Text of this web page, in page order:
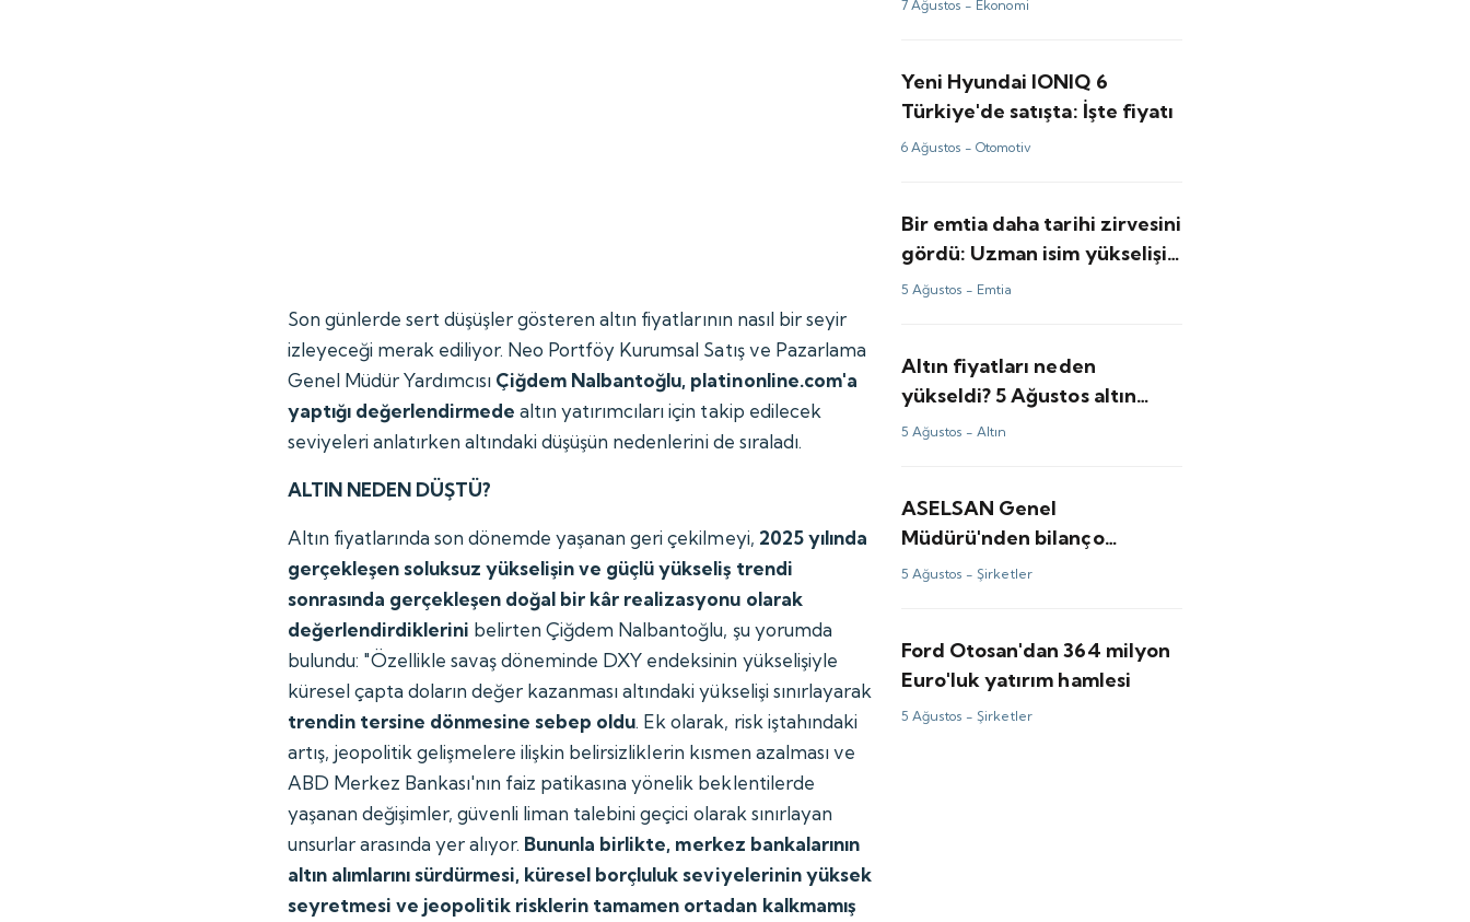
Son günlerde sert düşüşler gösteren altın fiyatlarının nasıl bir seyir
izleyeceği merak ediliyor. Neo Portföy Kurumsal Satış ve Pazarlama
Genel Müdür Yardımcısı Çiğdem Nalbantoğlu, platinonline.com'a
yaptığı değerlendirmede altın yatırımcıları için takip edilecek
seviyeleri anlatırken altındaki düşüşün nedenlerini de sıraladı.
ALTIN NEDEN DÜŞTÜ?
Altın fiyatlarında son dönemde yaşanan geri çekilmeyi, 2025 yılında
gerçekleşen soluksuz yükselişin ve güçlü yükseliş trendi
sonrasında gerçekleşen doğal bir kâr realizasyonu olarak
değerlendirdiklerini belirten Çiğdem Nalbantoğlu, şu yorumda
bulundu: "Özellikle savaş döneminde DXY endeksinin yükselişiyle
küresel çapta doların değer kazanması altındaki yükselişi sınırlayarak
trendin tersine dönmesine sebep oldu. Ek olarak, risk iştahındaki
artış, jeopolitik gelişmelere ilişkin belirsizliklerin kısmen azalması ve
ABD Merkez Bankası'nın faiz patikasına yönelik beklentilerde
yaşanan değişimler, güvenli liman talebini geçici olarak sınırlayan
unsurlar arasında yer alıyor. Bununla birlikte, merkez bankalarının
altın alımlarını sürdürmesi, küresel borçluluk seviyelerinin yüksek
seyretmesi ve jeopolitik risklerin tamamen ortadan kalkmamış
7 Ağustos - Ekonomi
Yeni Hyundai IONIQ 6
Türkiye'de satışta: İşte fiyatı
6 Ağustos -Otomotiv
Bir emtia daha tarihi zirvesini
gördü: Uzman isim yükselişin
perde arkasını anlattı
5 Ağustos - Emtia
Altın fiyatları neden
yükseldi? 5 Ağustos altın
analizi
5 Ağustos -Altın
ASELSAN Genel
Müdürü'nden bilanço
değerlendirmesi
5 Ağustos - Şirketler
Ford Otosan'dan 364 milyon
Euro'luk yatırım hamlesi
5 Ağustos - Şirketler